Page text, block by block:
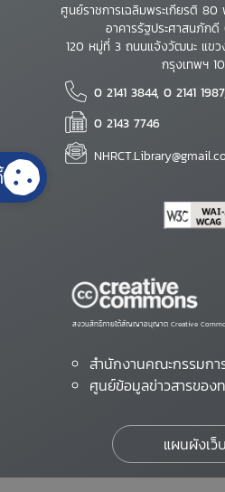
ศูนย์ราชการเฉลิมพระเกียรติ
อาคารรัฐประศาสนภัก
120 หมู่ที่ 3 ถนนแจ้งวัฒนะ แข
กรุงเทพฯ
0 2141 3844, 0 2141
0 2143 7746
สงวนสิทธิ์ภายใต้สัญญาอนุญาต Creative
สำนักงานคณะกรรมก
ศูนย์ข้อมูลข่าวสารของ
แผนผังเว็